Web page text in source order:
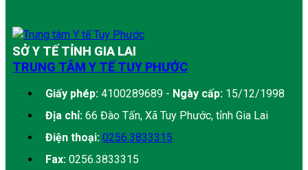
SỞ Y TẾ TỈNH GIA LAI
TRUNG TÂM Y TẾ TUY PHƯỚC
Giấy phép: 4100289689 - Ngày cấp: 15/12/1998
Địa chỉ: 66 Đào Tấn, Xã Tuy Phước, tỉnh Gia Lai
Điện thoại: 0256.3833315
Fax: 0256.3833315